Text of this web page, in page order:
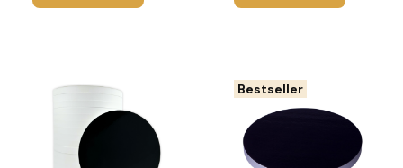
Bestseller